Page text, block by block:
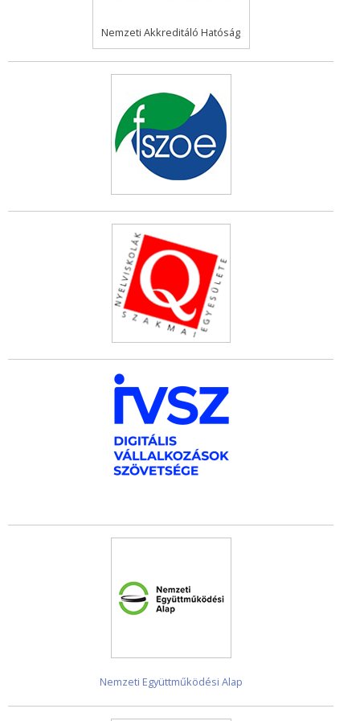
Nemzeti Akkreditáló Hatóság
Nemzeti Együttműködési Alap